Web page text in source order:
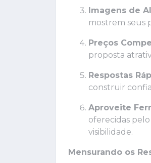
Imagens de
mostrem seus
Preços
proposta
Respostas
construir
Aproveite
oferecidas
visibilidade.
Mensurando os